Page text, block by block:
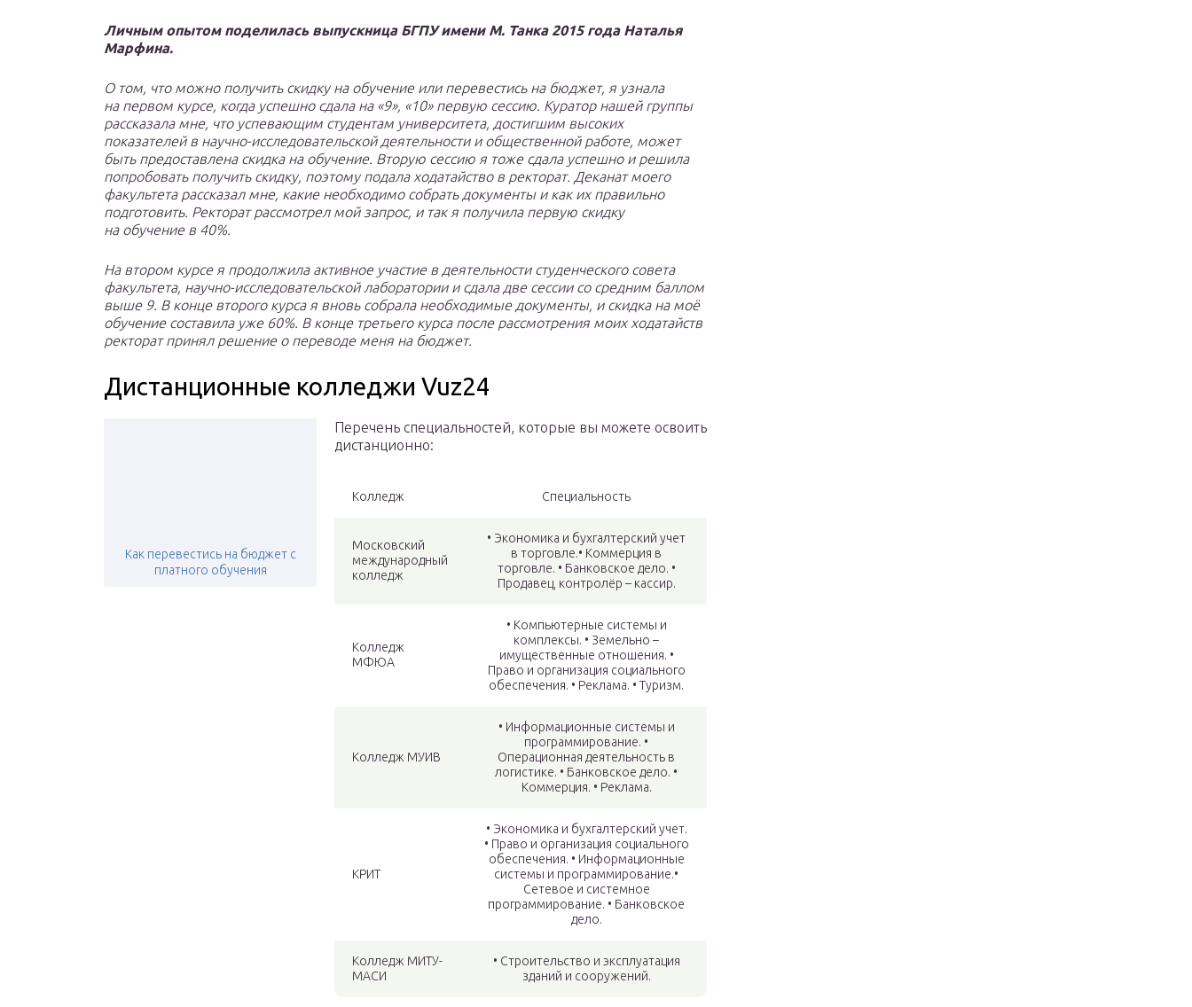
Личным опытом поделилась выпускница БГПУ имени М. Танка 2015 года Наталья
Марфина.
О том, что можно получить скидку на обучение или перевестись на бюджет, я узнала
на первом курсе, когда успешно сдала на «9», «10» первую сессию. Куратор нашей группы
рассказала мне, что успевающим студентам университета, достигшим высоких
показателей в научно-исследовательской деятельности и общественной работе, может
быть предоставлена скидка на обучение. Вторую сессию я тоже сдала успешно и решила
попробовать получить скидку, поэтому подала ходатайство в ректорат. Деканат моего
факультета рассказал мне, какие необходимо собрать документы и как их правильно
подготовить. Ректорат рассмотрел мой запрос, и так я получила первую скидку
на обучение в 40%.
На втором курсе я продолжила активное участие в деятельности студенческого совета
факультета, научно-исследовательской лаборатории и сдала две сессии со средним баллом
выше 9. В конце второго курса я вновь собрала необходимые документы, и скидка на моё
обучение составила уже 60%. В конце третьего курса после рассмотрения моих ходатайств
ректорат принял решение о переводе меня на бюджет.
Дистанционные колледжи Vuz24
Как перевестись на бюджет с
платного обучения
Перечень специальностей, которые вы можете освоить
дистанционно:
Колледж Специальность
Московский
международный
колледж
• Экономика и бухгалтерский учет
в торговле.• Коммерция в
торговле. • Банковское дело. •
Продавец, контролёр – кассир.
Колледж
МФЮА
• Компьютерные системы и
комплексы. • Земельно –
имущественные отношения. •
Право и организация социального
обеспечения. • Реклама. • Туризм.
Колледж МУИВ
• Информационные системы и
программирование. •
Операционная деятельность в
логистике. • Банковское дело. •
Коммерция. • Реклама.
КРИТ
• Экономика и бухгалтерский учет.
• Право и организация социального
обеспечения. • Информационные
системы и программирование.•
Сетевое и системное
программирование. • Банковское
дело.
Колледж МИТУ-
МАСИ
• Строительство и эксплуатация
зданий и сооружений.